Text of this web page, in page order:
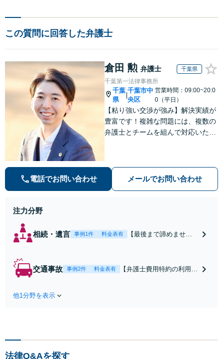
この質問に回答した弁護士
倉田 勲 弁護士 千葉県
千葉第一法律事務所
千葉
県
千葉市中
央区
営業時間：09:00~20:0
0（平日）
【粘り強い交渉が強み】解決実績が
豊富です！複雑な問題には、複数の
弁護士とチームを組んで対応いたし
気軽にご相談ください。
電話でお問い合わせ メールでお問い合わせ
注力分野
相続・遺言 事例1件 料金表有
【最後まで諦めませ
合意してしまう前にご
交通事故 事例2件 料金表有
【弁護士費用特約の利用＆
は損をしてしまうかもしれ
他1分野を表示
法律Q&Aを探す